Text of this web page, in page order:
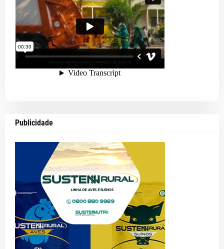
Publicidade